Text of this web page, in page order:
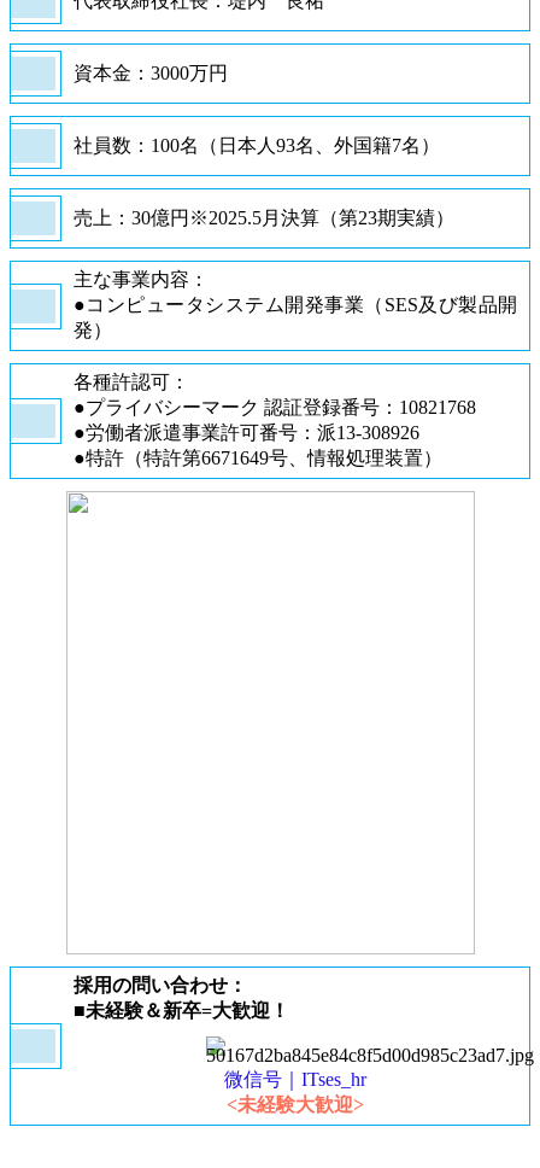
資本金：3000万円
社員数：100名（日本人93名、外国籍7名）
売上：30億円※2025.5月決算（第23期実績）
主な事業内容：
●コンピュータシステム開発事業（SES及び製品開
発）
各種許認可：
●プライバシーマーク 認証登録番号：10821768
●労働者派遣事業許可番号：派13-308926
●特許（特許第6671649号、情報処理装置）
採用の問い合わせ：
■未経験＆新卒=大歓迎！
微信号｜ITses_hr
<未経験大歓迎>